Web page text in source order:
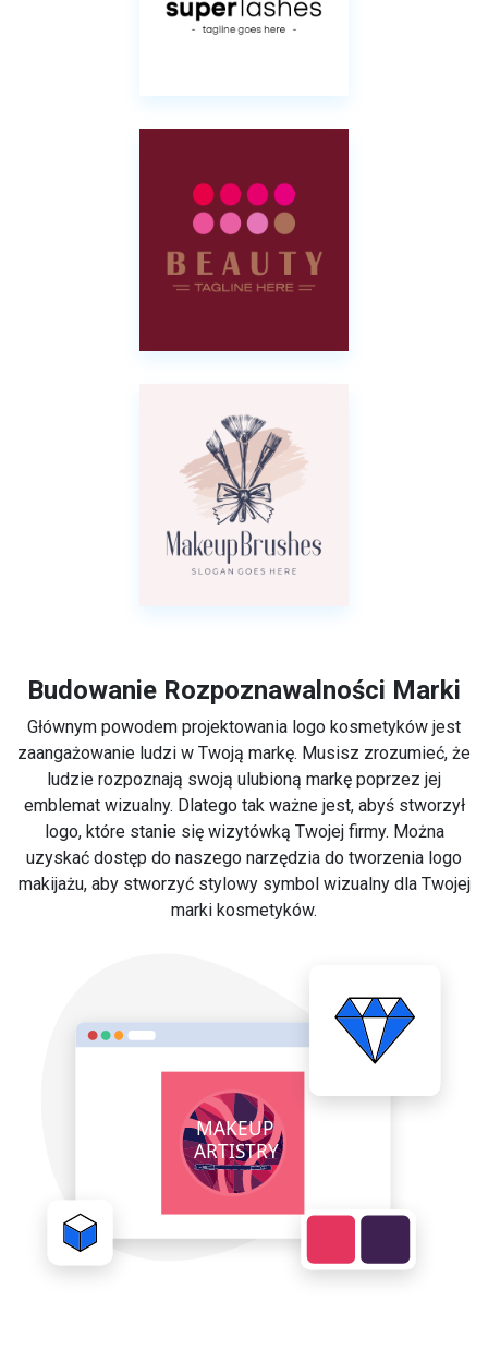
Budowanie Rozpoznawalności Marki
Głównym powodem projektowania logo kosmetyków jest
zaangażowanie ludzi w Twoją markę. Musisz zrozumieć, że
ludzie rozpoznają swoją ulubioną markę poprzez jej
emblemat wizualny. Dlatego tak ważne jest, abyś stworzył
logo, które stanie się wizytówką Twojej firmy. Można
uzyskać dostęp do naszego narzędzia do tworzenia logo
makijażu, aby stworzyć stylowy symbol wizualny dla Twojej
marki kosmetyków.